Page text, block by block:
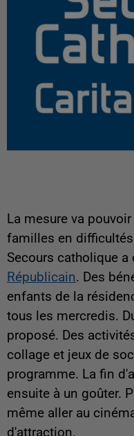
La mesure va
familles en
Secours catholique
Républicain. Des
enfants de la
tous les mercredis.
proposé. Des
collage et jeux de
programme. La fin
ensuite à un goûter.
même aller au
d'attraction.